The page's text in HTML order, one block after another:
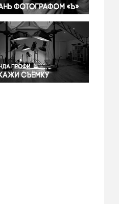
Религия
Светская жизнь
Спорт
Экология
Экономика и бизнес